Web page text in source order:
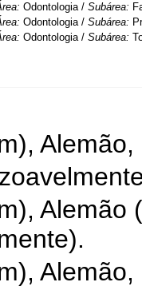
Odontologia / Subárea:
Odontologia / Subárea:
Odontologia / Subárea:
Alemão